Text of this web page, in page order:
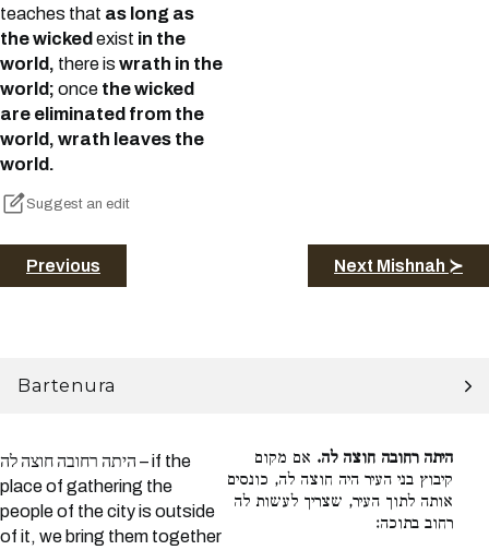
teaches that as long as
the wicked exist in the
world, there iswrath in the
world; once the wicked
are eliminated from the
world, wrath leaves the
world.
Suggest an edit
Previous Next Mishnah ≻
Bartenura
היתה רחובה חוצה לה – if the
place of gathering the
people of the city is outside
of it, we bring them together
היתה רחובה חוצה לה. אם מקום
קיבוץ בני העיר היה חוצה לה, כונסים
אותה לתוך העיר, שצריך לעשות לה
רחוב בתוכה: